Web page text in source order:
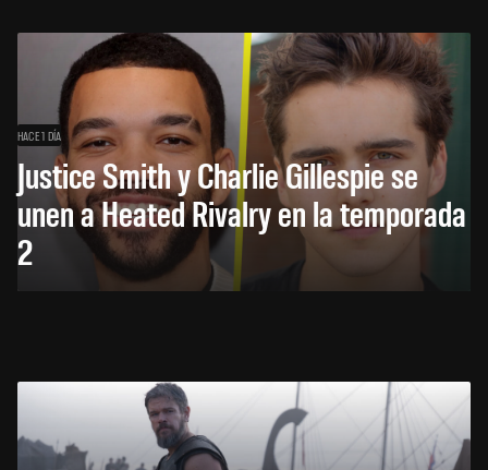
HACE 1 DÍA
Justice Smith y Charlie Gillespie se
unen a Heated Rivalry en la temporada
2